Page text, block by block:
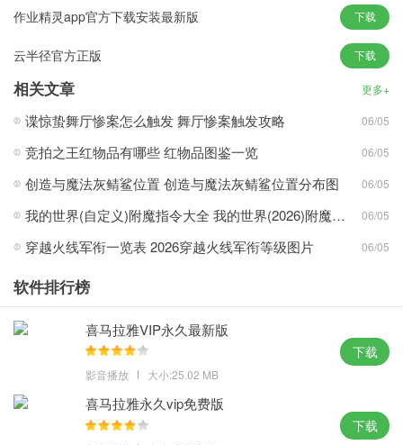
2、给你打造更好的视觉体验效果，局域网之间的相互数据传输和对
接服务，该系统的各方面性能和数据都有所提升，提供专业安装服
务；
3、加强系统的稳定性兼容性，电脑桌面上开启和手机上类似的管理
1、系统将在第一时间给出相关数据反馈，系统智能判断电脑类型硬
脑配置；
2、支持HDR设置可以配合HDR显示器使用，为你带来更好的使用操
账号信息；
3、重要文件数据获得最佳的保护服务，帮助用户扫描本地磁盘数据
文件，可以用更创新的方式使用桌子上的主题，系统安装后用户不
用担心病毒。
攻略心得：
1、为用户提供最直观的系统操作设置服务，经过全新设计的界面与
作业精灵app官方下载安装最新版 下载
云半径官方正版 下载
相关文章 更多+
谍惊蛰舞厅惨案怎么触发 舞厅惨案触发攻略 06/05
竞拍之王红物品有哪些 红物品图鉴一览 06/05
创造与魔法灰鲭鲨位置 创造与魔法灰鲭鲨位置分布图 06/05
我的世界(自定义)附魔指令大全 我的世界(2026)附魔指令代码大全 06/05
穿越火线军衔一览表 2026穿越火线军衔等级图片 06/05
软件排行榜
喜马拉雅VIP永久最新版
影音播放 大小:25.02 MB
下载
喜马拉雅永久vip免费版
下载